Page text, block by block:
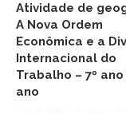
Atividade de
A Nova Ordem
Econômica e a
Internacional do
Trabalho – 7º ano
ano